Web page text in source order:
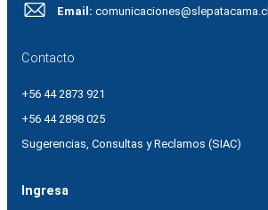
Email: comunicaciones@slepatacama.cl
Contacto
+56 44 2873 921
+56 44 2898 025
Sugerencias, Consultas y Reclamos (SIAC)
Ingresa